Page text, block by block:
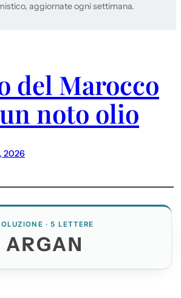
aggiornate ogni settimana.
del Marocco
noto olio
2026
· 5 LETTERE
ARGAN